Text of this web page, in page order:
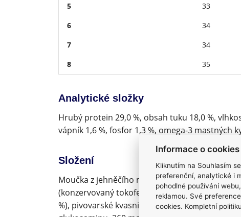
5
33
6
34
7
34
8
35
Analytické složky
Hrubý protein 29,0 %, obsah tuku 18,0 %,
vápník 1,6 %, fosfor 1,3 %, omega-3 mastných
Složení
Moučka z jehněčího masa (30 %), bílkoviny z
(konzervovaný tokoferoly), cizrna, pohanka,
%), pivovarské kvasnice, řasy (0,5 %,
Informace o cookies
Kliknutím na Souhlasím
preferenční, analytické i
pohodlné používání
reklamou. Své
cookies. Kompletní politiku